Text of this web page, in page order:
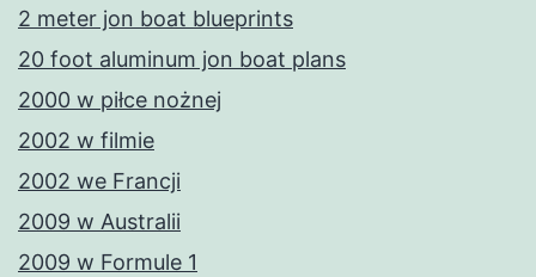
2 meter jon boat blueprints
20 foot aluminum jon boat plans
2000 w piłce nożnej
2002 w filmie
2002 we Francji
2009 w Australii
2009 w Formule 1